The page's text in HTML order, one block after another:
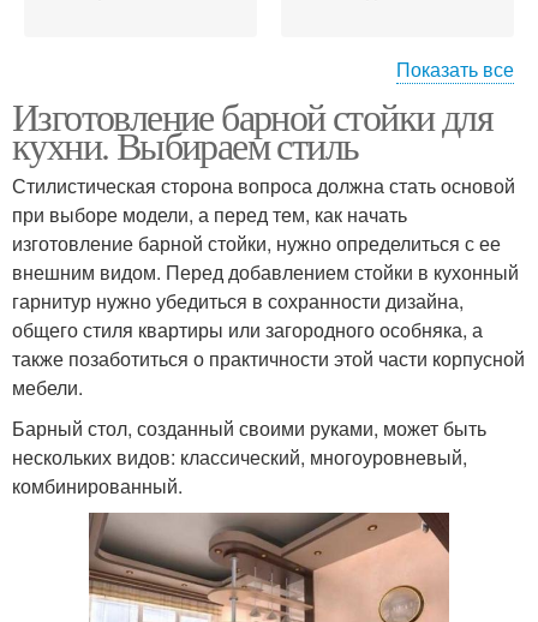
Стойки на маленькой Стойка для кухни
Стойка с полками Стойки на кухне
Показать все
Изготовление барной стойки для
кухни. Выбираем стиль
Стилистическая сторона вопроса должна стать основой
при выборе модели, а перед тем, как начать
изготовление барной стойки, нужно определиться с ее
внешним видом. Перед добавлением стойки в кухонный
гарнитур нужно убедиться в сохранности дизайна,
общего стиля квартиры или загородного особняка, а
также позаботиться о практичности этой части корпусной
мебели.
Барный стол, созданный своими руками, может быть
нескольких видов: классический, многоуровневый,
комбинированный.